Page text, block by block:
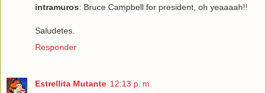
intramuros: Bruce Campbell for president, oh yeaaaah!!
Saludetes.
Responder
Estrellita Mutante 12:13 p. m.